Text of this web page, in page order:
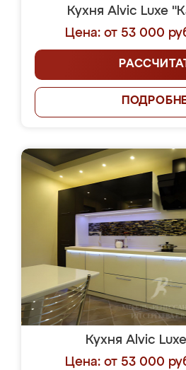
Кухня Alvic Luxe
Цена: от 53 000
Кухня Alvic
Цена: от 53 000